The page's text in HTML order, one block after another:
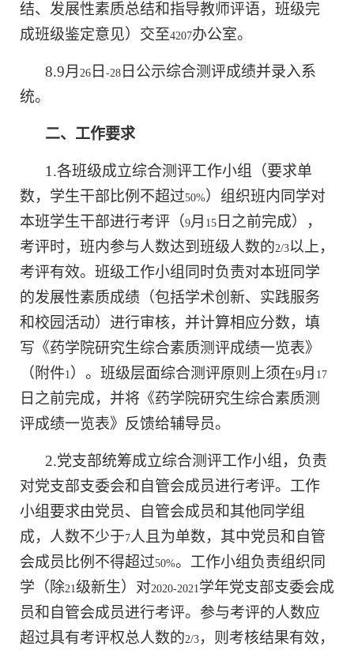
结、发展性素质总结和指导教师评语，班级完
成班级鉴定意见）交至4207办公室。
8.9月 26 日 -28 日公示综合测评成绩并录入系
统。
二、工作要求
1.各班级成立综合测评工作小组（要求单
数，学生干部比例不超过50%）组织班内同学对
本班学生干部进行考评（9月 15 日之前完成），
考评时，班内参与人数达到班级人数的2/3以上，
考评有效。班级工作小组同时负责对本班同学
的发展性素质成绩（包括学术创新、实践服务
和校园活动）进行审核，并计算相应分数，填
写《药学院研究生综合素质测评成绩一览表》
（附件1）。班级层面综合测评原则上须在9月 17
日之前完成，并将《药学院研究生综合素质测
评成绩一览表》反馈给辅导员。
2.党支部统筹成立综合测评工作小组，负责
对党支部支委会和自管会成员进行考评。工作
小组要求由党员、自管会成员和其他同学组
成，人数不少于7人且为单数，其中党员和自管
会成员比例不得超过50%。工作小组负责组织同
学（除21级新生）对2020-2021学年党支部支委会成
员和自管会成员进行考评。参与考评的人数应
超过具有考评权总人数的2/3 ，则考核结果有效，